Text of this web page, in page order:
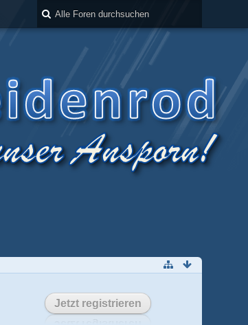
Jetzt registrieren